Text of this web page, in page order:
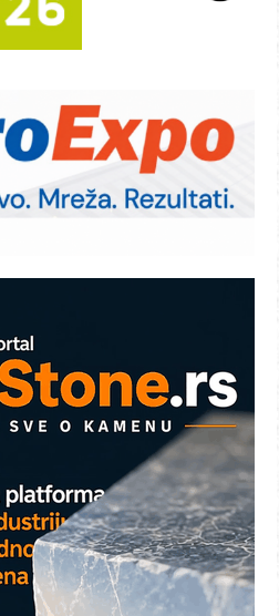
ADVANCED INDICATOR
mašinama
elektranama i vetroparkovima
na gradilištu- standard
i odgovornog građenja
SCHUNK podižu proizvodnju
- Lim i mašine za savremena
plast d.o.o.- vaš pouzdan
Prilagodite svoju toplinsku